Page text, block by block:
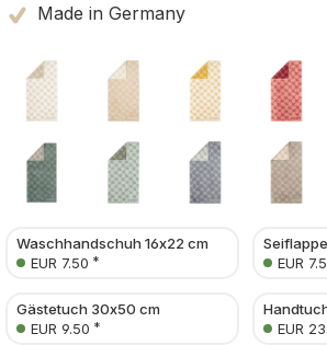
Made in Germany
Waschhandschuh 16x22 cm
EUR 7.50 *
EUR
Gästetuch 30x50 cm
EUR 9.50 *
EUR